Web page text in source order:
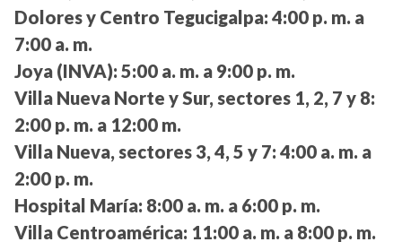
Dolores y Centro Tegucigalpa: 4:00 p. m. a
7:00 a. m.
Joya (INVA): 5:00 a. m. a 9:00 p. m.
Villa Nueva Norte y Sur, sectores 1, 2, 7 y 8:
2:00 p. m. a 12:00 m.
Villa Nueva, sectores 3, 4, 5 y 7: 4:00 a. m. a
2:00 p. m.
Hospital María: 8:00 a. m. a 6:00 p. m.
Villa Centroamérica: 11:00 a. m. a 8:00 p. m.